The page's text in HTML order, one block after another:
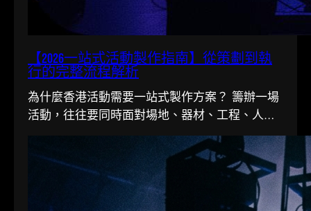
【2026一站式活動製作指南】從策劃到執
行的完整流程解析
為什麼香港活動需要一站式製作方案？ 籌辦一場
活動，往往要同時面對場地、器材、工程、人手
多條線。在香港這個寸金尺…